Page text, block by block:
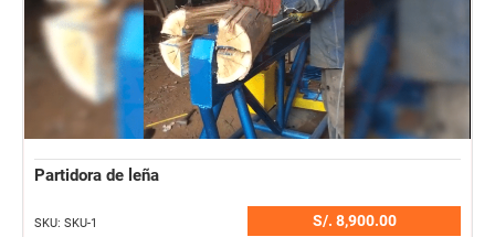
SKU: PL-20 A Cotizar